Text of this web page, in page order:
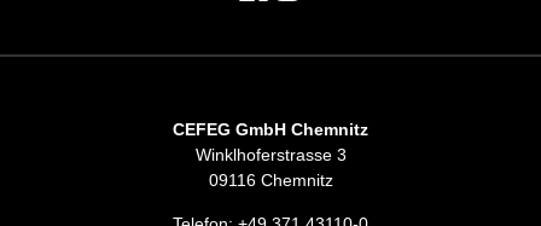
CEFEG GmbH Chemnitz
Winklhoferstrasse 3
09116 Chemnitz